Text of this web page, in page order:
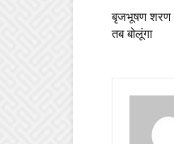
बृजभूषण शरण
तब बोलूंगा